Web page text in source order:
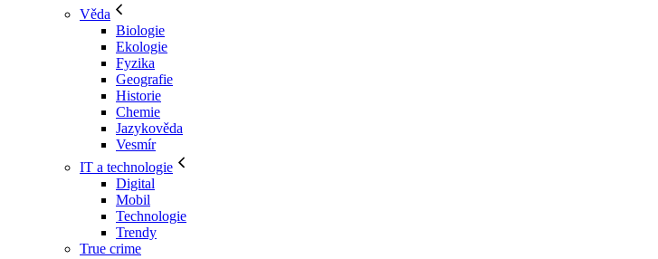
Věda
Biologie
Ekologie
Fyzika
Geografie
Historie
Chemie
Jazykověda
Vesmír
IT a technologie
Digital
Mobil
Technologie
Trendy
True crime